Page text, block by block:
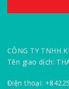
CÔNG TY TNHH
Tên giao dịch:
Điện thoại: